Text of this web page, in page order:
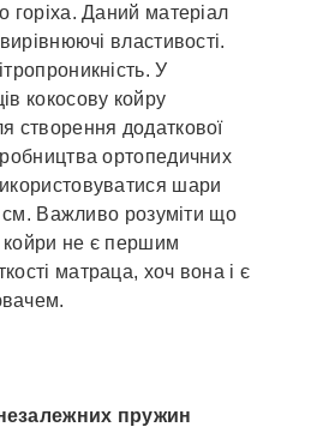
горіха. Даний матеріал
властивості.
У
кокосову койру
створення додаткової
ортопедичних
шари
см. Важливо розуміти що
койри не є першим
матраца, хоч вона і є
пружин